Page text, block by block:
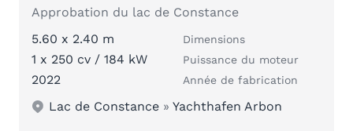
Approbation du lac de Constance
5.60 x 2.40 m
Dimensions
1 x 250 cv / 184 kW Puissance du moteur
2022 Année de fabrication
Lac de Constance »Yachthafen Arbon